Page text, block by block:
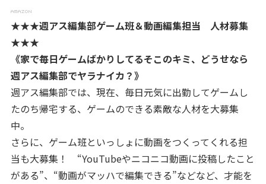
★★★週アス編集部ゲーム班＆動画編集担当 人材募集
★★★
《家で毎日ゲームばかりしてるそこのキミ、どうせなら
週アス編集部でヤラナイカ？》
週アス編集部では、現在、毎日元気に出勤してゲームし
たのち帰宅する、ゲームのできる素敵な人材を大募集
中。
さらに、ゲーム班といっしょに動画をつくってくれる担
当も大募集！ “YouTubeやニコニコ動画に投稿したこと
がある”、“動画がマッハで編集できる”などなど、才能を